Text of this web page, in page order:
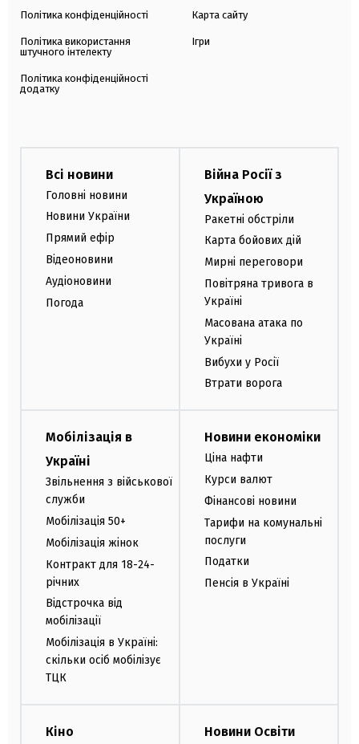
Політика конфіденційності
Політика використання
штучного інтелекту
Політика конфіденційності
додатку
Карта сайту
Ігри
Всі новини
Головні новини
Новини України
Прямий ефір
Відеоновини
Аудіоновини
Погода
Війна Росії з
Україною
Ракетні обстріли
Карта бойових дій
Мирні переговори
Повітряна тривога в
Україні
Масована атака по
Україні
Вибухи у Росії
Втрати ворога
Мобілізація в
Україні
Звільнення з військової
служби
Мобілізація 50+
Мобілізація жінок
Контракт для 18-24-
річних
Відстрочка від
мобілізації
Мобілізація в Україні:
скільки осіб мобілізує
ТЦК
Новини економіки
Ціна нафти
Курси валют
Фінансові новини
Тарифи на комунальні
послуги
Податки
Пенсія в Україні
Кіно Новини Освіти